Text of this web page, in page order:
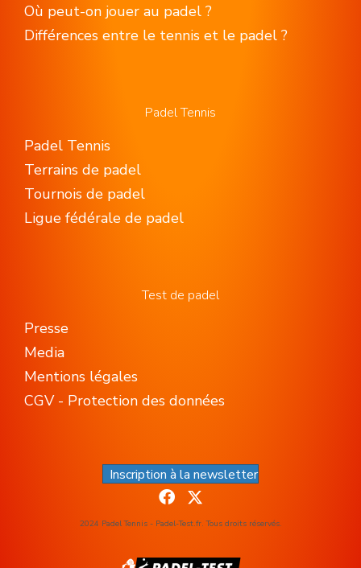
Où peut-on jouer au padel ?
Différences entre le tennis et le padel ?
Padel Tennis
Padel Tennis
Terrains de padel
Tournois de padel
Ligue fédérale de padel
Test de padel
Presse
Media
Mentions légales
CGV - Protection des données
Inscription à la newsletter
2024 Padel Tennis - Padel-Test.fr. Tous droits réservés.